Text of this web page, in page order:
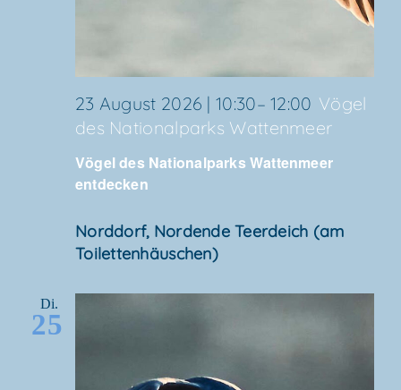
Vögel des Natio­nal­parks Wat­ten­meer
entdecken
23 August 2026 | 10:30–12:00 Vögel
des Natio­nal­parks Wattenmeer
Nord­dorf, Nor­den­de Teer­deich (am
Toilettenhäuschen)
Di.
25